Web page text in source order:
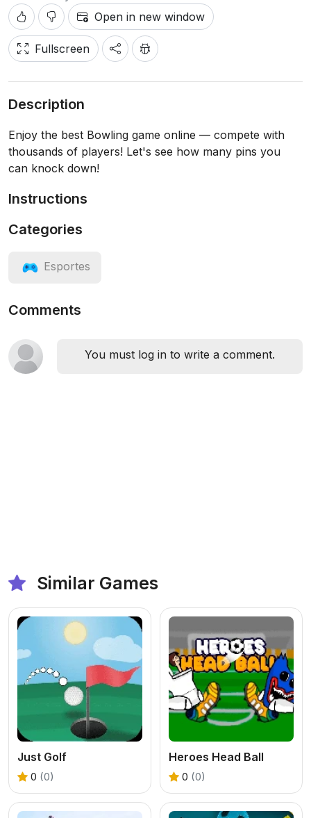
Open in new window
Fullscreen
Description
Enjoy the best Bowling game online — compete with
thousands of players! Let's see how many pins you
can knock down!
Instructions
Categories
Esportes
Comments
You must log in to write a comment.
Similar Games
Just Golf
0 (0)
Heroes Head Ball
0 (0)